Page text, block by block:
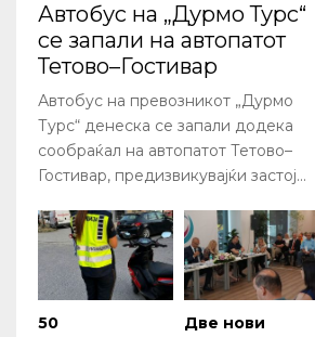
Автобус на „Дурмо Турс“
се запали на автопатот
Тетово–Гостивар
Автобус на превозникот „Дурмо
Турс“ денеска се запали додека
сообраќал на автопатот Тетово–
Гостивар, предизвикувајќи застој...
50
Две нови